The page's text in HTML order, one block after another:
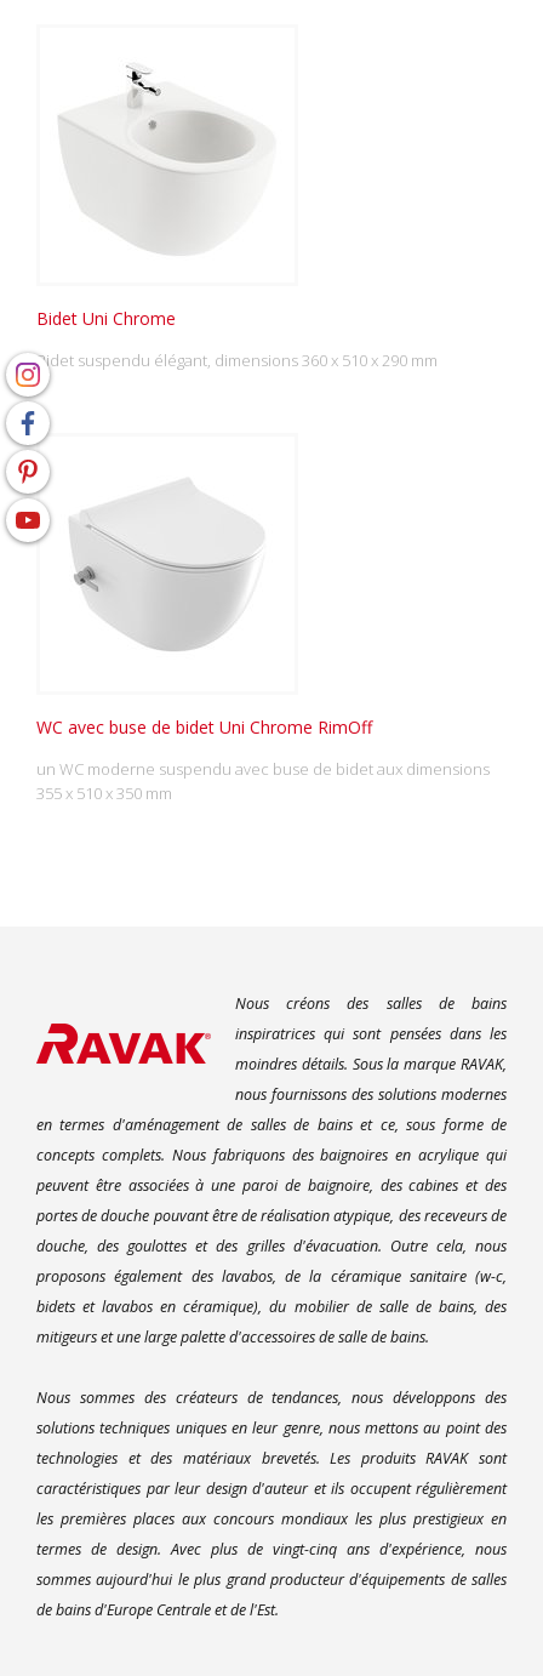
Bidet Uni Chrome
Bidet suspendu élégant, dimensions 360 x 510 x 290 mm
WC avec buse de bidet Uni Chrome RimOff
un WC moderne suspendu avec buse de bidet aux dimensions
355 x 510 x 350 mm
Nous créons des salles de bains
inspiratrices qui sont pensées dans les
moindres détails. Sous la marque RAVAK,
nous fournissons des solutions modernes
en termes d'aménagement de salles de bains et ce, sous forme de
concepts complets. Nous fabriquons des baignoires en acrylique qui
peuvent être associées à une paroi de baignoire, des cabines et des
portes de douche pouvant être de réalisation atypique, des receveurs de
douche, des goulottes et des grilles d'évacuation. Outre cela, nous
proposons également des lavabos, de la céramique sanitaire (w-c,
bidets et lavabos en céramique), du mobilier de salle de bains, des
mitigeurs et une large palette d'accessoires de salle de bains.
Nous sommes des créateurs de tendances, nous développons des
solutions techniques uniques en leur genre, nous mettons au point des
technologies et des matériaux brevetés. Les produits RAVAK sont
caractéristiques par leur design d'auteur et ils occupent régulièrement
les premières places aux concours mondiaux les plus prestigieux en
termes de design. Avec plus de vingt-cinq ans d'expérience, nous
sommes aujourd'hui le plus grand producteur d'équipements de salles
de bains d'Europe Centrale et de l'Est.